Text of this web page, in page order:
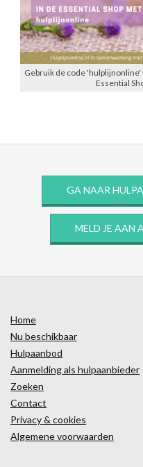
Gebruik de code
Essential
GA NAAR
MELD JE AAN
Home
Nu beschikbaar
Hulpaanbod
Aanmelding als hulpaanbieder
Zoeken
Contact
Privacy & cookies
Algemene voorwaarden